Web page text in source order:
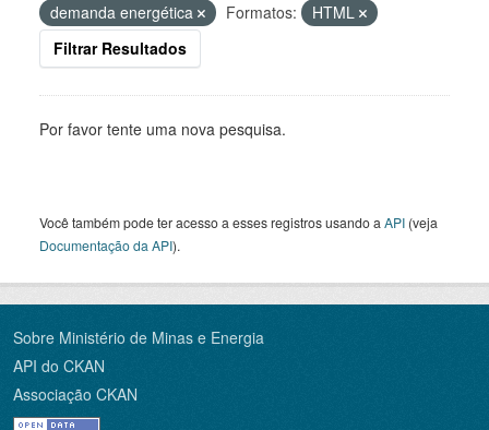
demanda energética
Formatos:
HTML
Filtrar Resultados
Por favor tente uma nova pesquisa.
Você também pode ter acesso a esses registros usando a API (veja
Documentação da API).
Sobre Ministério de Minas e Energia
API do CKAN
Associação CKAN